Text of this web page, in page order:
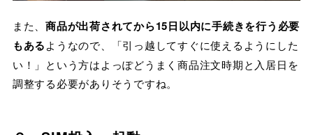
また、商品が出荷されてから15日以内に手続きを行う必要
もあるようなので、「引っ越してすぐに使えるようにした
い！」という方はよっぽどうまく商品注文時期と入居日を
調整する必要がありそうですね。